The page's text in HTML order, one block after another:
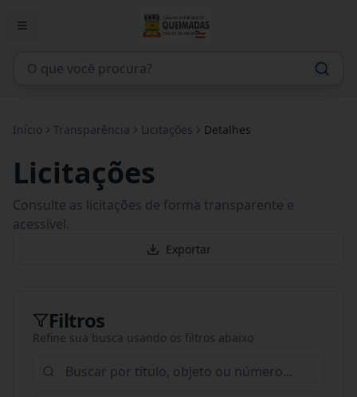
Início Transparência Licitações Detalhes
Licitações
Consulte as licitações de forma transparente e
acessível.
Exportar
Filtros
Refine sua busca usando os filtros abaixo